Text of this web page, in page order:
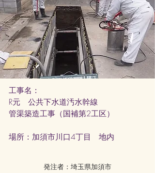
工事名：
R元 公共下水道汚水幹線
管渠築造工事（国補第2工区）
​場所：加須市川口4丁目 地内
発注者：埼玉県加須市